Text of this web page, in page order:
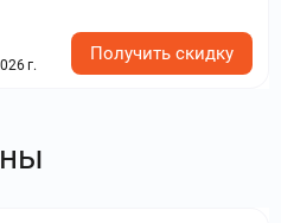
г.
Получить скидку